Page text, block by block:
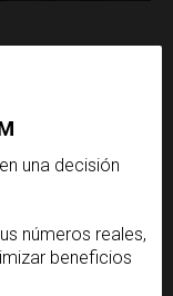
una decisión
números reales,
beneficios